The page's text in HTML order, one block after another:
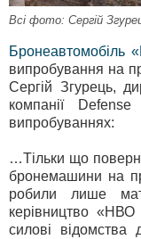
Всі фото: Сергій
Бронеавтомобіль
випробування на
Сергій Згурець,
компанії
випробуваннях:
…Тільки що
бронемашини на
робили лише
керівництво «НВО
силові